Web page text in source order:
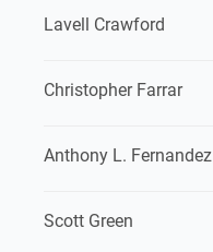
Lavell Crawford
Christopher Farrar
Anthony L. Fernandez
Scott Green